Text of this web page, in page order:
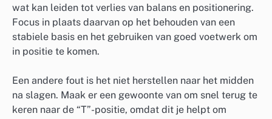
wat kan leiden tot verlies van balans en positionering.
Focus in plaats daarvan op het behouden van een
stabiele basis en het gebruiken van goed voetwerk om
in positie te komen.
Een andere fout is het niet herstellen naar het midden
na slagen. Maak er een gewoonte van om snel terug te
keren naar de “T”-positie, omdat dit je helpt om